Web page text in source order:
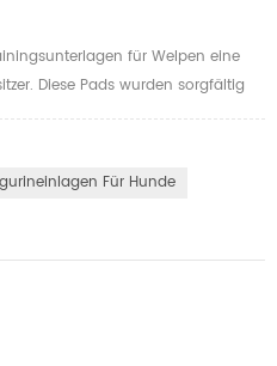
für Welpen eine
Diese Pads wurden sorgfältig
effektiv zu sein. Sie tragen
für ein sauberes und
Produktmerkmale und Vorteile
Für Hunde